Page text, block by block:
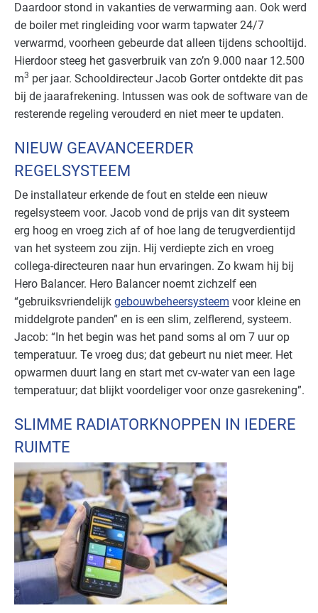
Daardoor stond in vakanties de verwarming aan. Ook werd
de boiler met ringleiding voor warm tapwater 24/7
verwarmd, voorheen gebeurde dat alleen tijdens schooltijd.
Hierdoor steeg het gasverbruik van zo’n 9.000 naar 12.500
m3 per jaar. Schooldirecteur Jacob Gorter ontdekte dit pas
bij de jaarafrekening. Intussen was ook de software van de
resterende regeling verouderd en niet meer te updaten.
NIEUW GEAVANCEERDER
REGELSYSTEEM
De installateur erkende de fout en stelde een nieuw
regelsysteem voor. Jacob vond de prijs van dit systeem
erg hoog en vroeg zich af of hoe lang de terugverdientijd
van het systeem zou zijn. Hij verdiepte zich en vroeg
collega-directeuren naar hun ervaringen. Zo kwam hij bij
Hero Balancer. Hero Balancer noemt zichzelf een
“gebruiksvriendelijk gebouwbeheersysteem voor kleine en
middelgrote panden” en is een slim, zelflerend, systeem.
Jacob: “In het begin was het pand soms al om 7 uur op
temperatuur. Te vroeg dus; dat gebeurt nu niet meer. Het
opwarmen duurt lang en start met cv-water van een lage
temperatuur; dat blijkt voordeliger voor onze gasrekening”.
SLIMME RADIATORKNOPPEN IN IEDERE
RUIMTE